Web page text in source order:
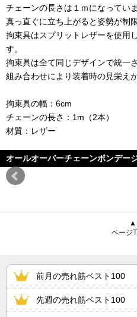
チェーンの長さは１ｍになってい
真っ直ぐに立ち上がると姿勢が制
拘束具はスプリットレザーを使用
す。
拘束具は全て同じデザインで統一
組み合わせにより装着時の見栄え
拘束具の幅：6cm
チェーンの長さ：1m（2本）
材質：レザー
オールオーバーチェーンボンデー
▲
ページ
前月の売れ筋ベスト100
先週の売れ筋ベスト100